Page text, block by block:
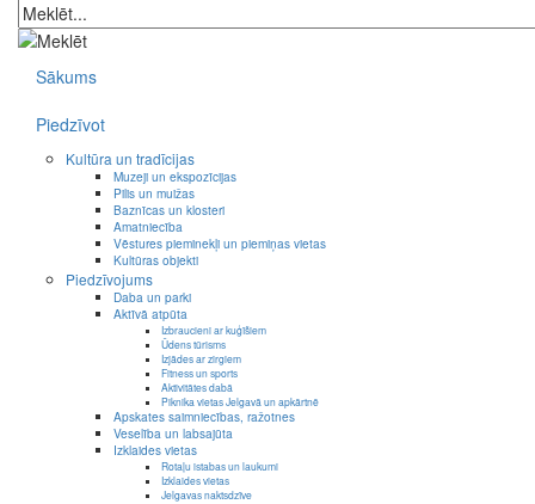
Sākums
Piedzīvot
Kultūra un tradīcijas
Muzeji un ekspozīcijas
Pilis un muižas
Baznīcas un klosteri
Amatniecība
Vēstures pieminekļi un piemiņas vietas
Kultūras objekti
Piedzīvojums
Daba un parki
Aktīvā atpūta
Izbraucieni ar kuģīšiem
Ūdens tūrisms
Izjādes ar zirgiem
Fitness un sports
Aktivitātes dabā
Piknika vietas Jelgavā un apkārtnē
Apskates saimniecības, ražotnes
Veselība un labsajūta
Izklaides vietas
Rotaļu istabas un laukumi
Izklaides vietas
Jelgavas naktsdzīve